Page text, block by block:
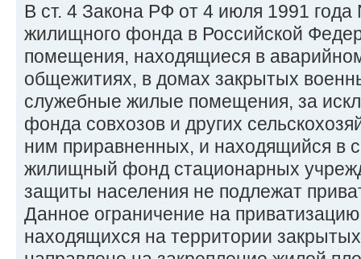
В ст. 4 Закона РФ от 4 июля 1991
жилищного фонда в Российской
помещения, находящиеся в
общежитиях, в домах закрытых
служебные жилые помещения, за
фонда совхозов и других
ним приравненных, и находящийся в
жилищный фонд стационарных
защиты населения не подлежат
Данное ограничение на
находящихся на территории